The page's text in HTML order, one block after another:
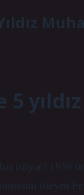
istiyor? 1959
isteyen